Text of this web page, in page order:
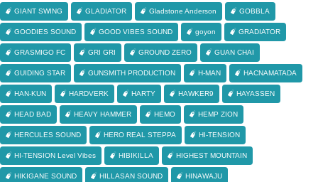
GIANT SWING GLADIATOR Gladstone Anderson GOBBLA
GOODIES SOUND GOOD VIBES SOUND goyon GRADIATOR
GRASMIGO FC GRI GRI GROUND ZERO GUAN CHAI
GUIDING STAR GUNSMITH PRODUCTION H-MAN HACNAMATADA
HAN-KUN HARDVERK HARTY HAWKER9 HAYASSEN
HEAD BAD HEAVY HAMMER HEMO HEMP ZION
HERCULES SOUND HERO REAL STEPPA HI-TENSION
HI-TENSION Level Vibes HIBIKILLA HIGHEST MOUNTAIN
HIKIGANE SOUND HILLASAN SOUND HINAWAJU